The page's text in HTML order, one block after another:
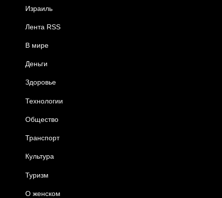
Израиль
Лента RSS
В мире
Деньги
Здоровье
Технологии
Общество
Транспорт
Культура
Туризм
О женском